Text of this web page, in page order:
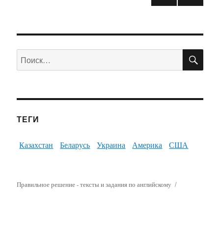
Искать:
ТЕГИ
Казахстан Беларусь Украина Америка США
Правильное решение - тексты и задания по английскому